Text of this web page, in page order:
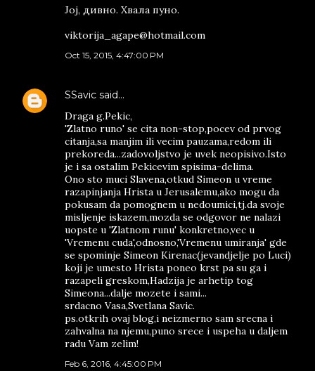
Јој, дивно. Хвала пуно.
viktorija_agape@hotmail.com
Oct 15, 2015, 4:47:00 PM
SSavic said…
Draga g.Pekic,
'Zlatno runo' se cita non-stop,pocev od prvog
citanja,sa manjim ili vecim pauzama,redom ili
prekoreda...zadovoljstvo je uvek neopisivo.Isto
je i sa ostalim Pekicevim spisima-delima.
Ono sto muci Slavena,otkud Simeon u vreme
razapinjanja Hrista u Jerusalemu,ako mogu da
pokusam da pomognem u nedoumici,tj.da svoje
misljenje iskazem,mozda se odgovor ne nalazi
uopste u 'Zlatnom runu' konkretno,vec u
'Vremenu cuda',odnosno,'Vremenu umiranja' gde
se spominje Simeon Kirenac(jevandjelje po Luci)
koji je umesto Hrista poneo krst pa su ga i
razapeli greskom,Hadzija je arhetip tog
Simeona...dalje mozete i sami...
srdacno Vasa,Svetlana Savic.
ps.otkrih ovaj blog,i neizmerno sam srecna i
zahvalna na njemu,puno srece i uspeha u daljem
radu Vam zelim!
Feb 6, 2016, 4:45:00 PM